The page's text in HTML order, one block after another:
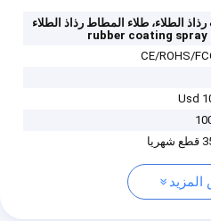
الطلاء، طلاء المطاط رذاذ الطلاء
rubber coating spray
CE/ROHS/
Usd